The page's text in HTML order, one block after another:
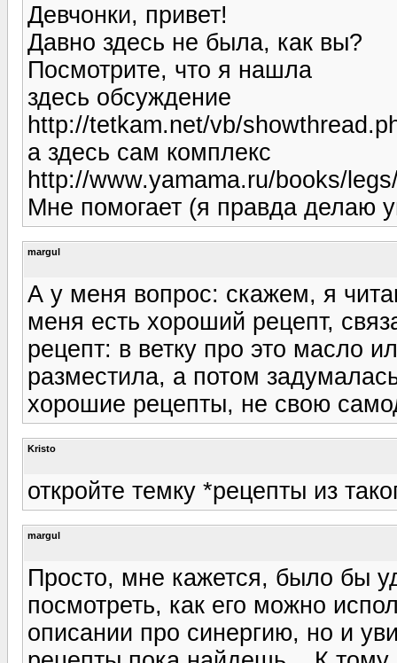
Девчонки, привет!
Давно здесь не была, как вы?
Посмотрите, что я нашла
здесь обсуждение
http://tetkam.net/vb/
а здесь сам комплекс
http://www.yamama.ru/books/
Мне помогает (я правда делаю
margul
А у меня вопрос: скажем, я
меня есть хороший рецепт,
рецепт: в ветку про это масло
разместила, а потом
хорошие рецепты, не свою
Kristo
откройте темку *рецепты из
margul
Просто, мне кажется, было бы
посмотреть, как его можно
описании про синергию, но и